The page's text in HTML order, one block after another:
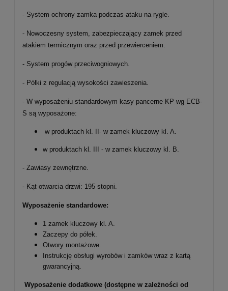
- System ochrony zamka podczas ataku na rygle.
- Nowoczesny system, zabezpieczający zamek przed
atakiem termicznym oraz przed przewierceniem.
- System progów przeciwogniowych.
- Półki z regulacją wysokości zawieszenia.
- W wyposażeniu standardowym kasy pancerne KP wg ECB-
S są wyposażone:
w produktach kl. II- w zamek kluczowy kl. A.
w produktach kl. III - w zamek kluczowy kl. B.
- Zawiasy zewnętrzne.
- Kąt otwarcia drzwi: 195 stopni.
Wyposażenie standardowe:
1 zamek kluczowy kl. A.
Zaczepy do półek.
Otwory montażowe.
Instrukcję obsługi wyrobów i zamków wraz z kartą
gwarancyjną.
Wyposażenie dodatkowe (dostępne w zależności od